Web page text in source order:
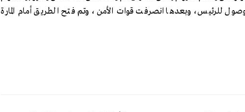
للرئيس، وبعدها انصرفت قوات الأمن، وتم فتح الطريق أمام المارة